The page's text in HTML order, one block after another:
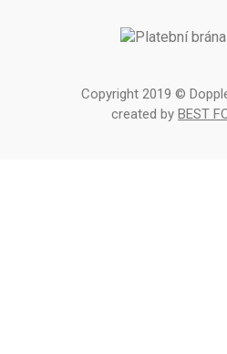
Copyright 2019 ©
created by BEST